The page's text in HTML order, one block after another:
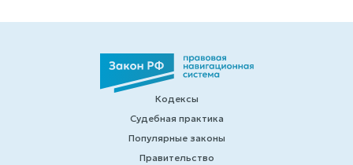
Кодексы
Судебная практика
Популярные законы
Правительство